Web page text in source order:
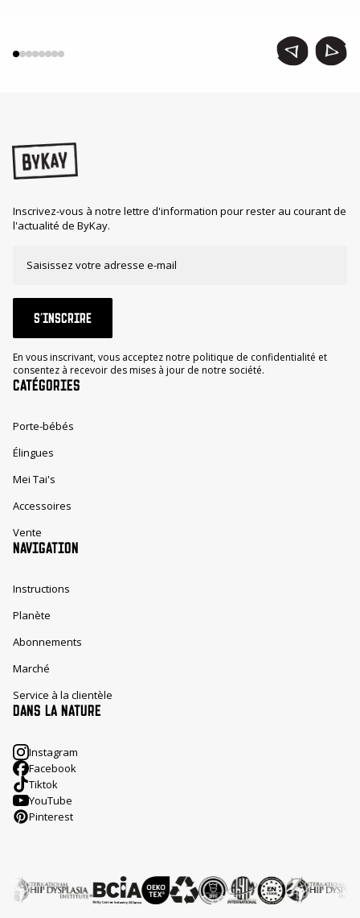
Inscrivez-vous à notre lettre d'information pour rester au courant de
l'actualité de ByKay.
S'INSCRIRE
En vous inscrivant, vous acceptez notre politique de confidentialité et
consentez à recevoir des mises à jour de notre société.
CATÉGORIES
Porte-bébés
Élingues
Mei Tai's
Accessoires
Vente
NAVIGATION
Instructions
Planète
Abonnements
Marché
Service à la clientèle
DANS LA NATURE
Instagram
Facebook
Tiktok
YouTube
Pinterest